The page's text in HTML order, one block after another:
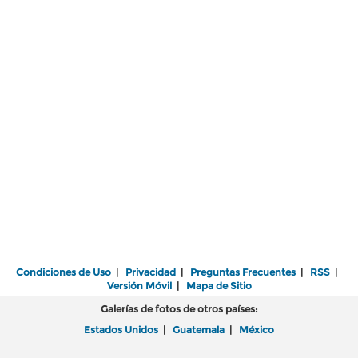
Condiciones de Uso | Privacidad | Preguntas Frecuentes | RSS |
Versión Móvil| Mapa de Sitio
Galerías de fotos de otros países:
Estados Unidos | Guatemala | México